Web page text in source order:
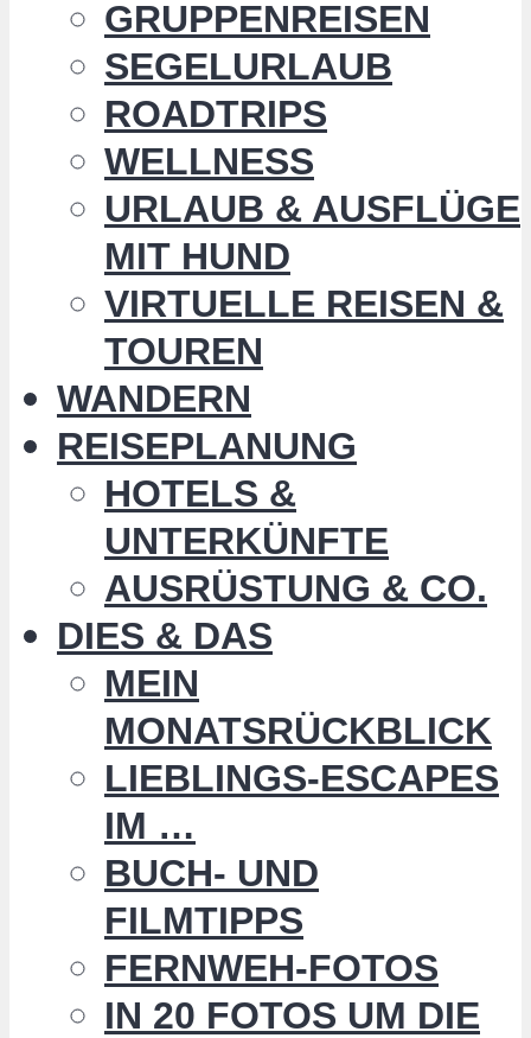
GRUPPENREISEN
SEGELURLAUB
ROADTRIPS
WELLNESS
URLAUB & AUSFLÜGE
MIT HUND
VIRTUELLE REISEN &
TOUREN
WANDERN
REISEPLANUNG
HOTELS &
UNTERKÜNFTE
AUSRÜSTUNG & CO.
DIES & DAS
MEIN
MONATSRÜCKBLICK
LIEBLINGS-ESCAPES
IM …
BUCH- UND
FILMTIPPS
FERNWEH-FOTOS
IN 20 FOTOS UM DIE